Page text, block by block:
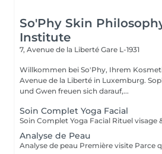
So'Phy Skin
Institute
7, Avenue de la Liberté Gare L-1931
Willkommen bei So'Phy, Ihrem
Avenue de la Liberté in Luxemburg. Sophie, Clémence, Mélissa
und Gwen freuen sich darauf,...
Soin Complet Yoga Facial
Analyse de Peau